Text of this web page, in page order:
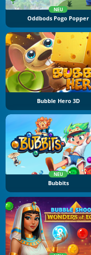
NEU
Oddbods Pogo Popper
Bubble Hero 3D
NEU
Bubbits